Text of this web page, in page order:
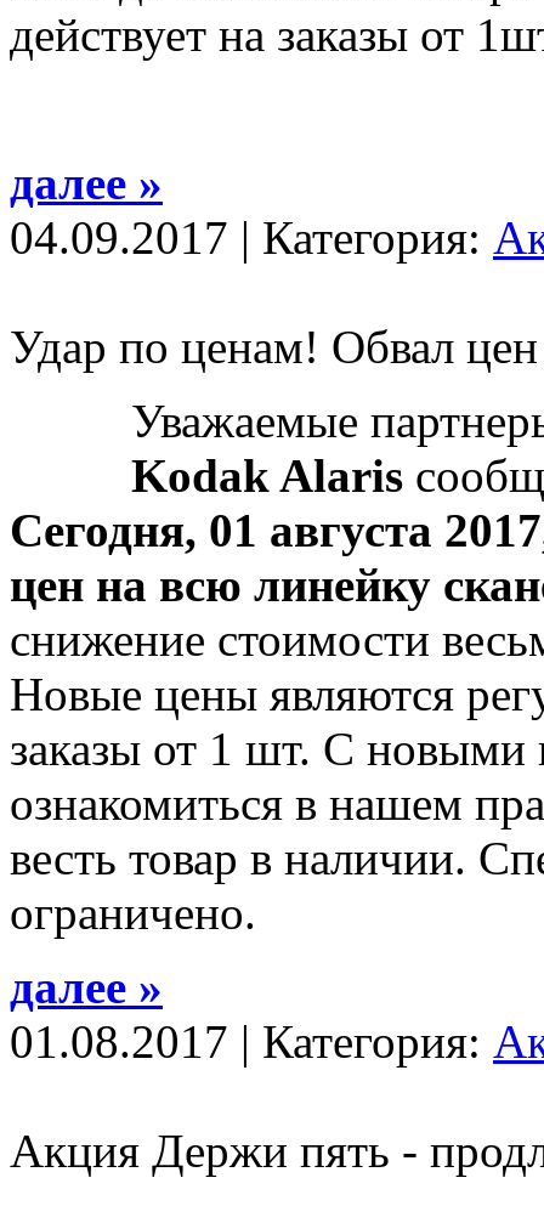
действует на заказы от
далее »
04.09.2017 | Категория:
Удар по ценам! Обвал
Уважаемые
Kodak Alaris
Сегодня, 01 августа
цен на всю линейку
снижение стоимости
Новые цены являются
заказы от 1 шт. С
ознакомиться в нашем
весть товар в наличии.
ограничено.
далее »
01.08.2017 | Категория:
Акция Держи пять -